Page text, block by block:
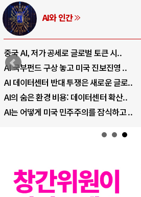
러시아-우크라이나 전쟁
전쟁의 추상화: 우크라이나, 대리전의 역..
EU·우크라이나 드론 협력 직후, 러시아..
나토, 우크라 군사지원 2027년까지 공..
우크라이나, 덴마크, 에스토니아, 네덜란..
러·우크라, 대규모 공습 주고받아…민간 ..